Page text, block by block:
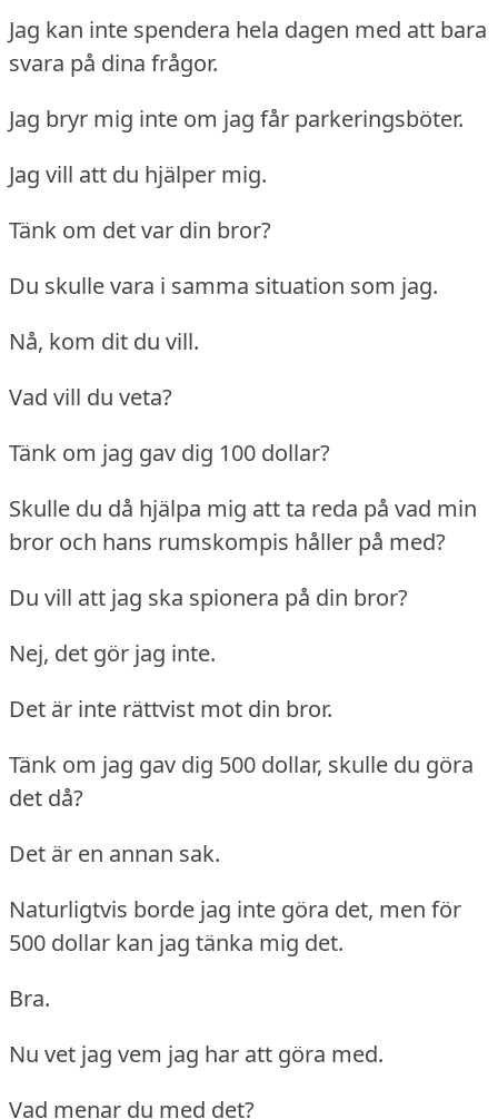
Jag kan inte spendera hela dagen med att bara
svara på dina frågor.
Jag bryr mig inte om jag får parkeringsböter.
Jag vill att du hjälper mig.
Tänk om det var din bror?
Du skulle vara i samma situation som jag.
Nå, kom dit du vill.
Vad vill du veta?
Tänk om jag gav dig 100 dollar?
Skulle du då hjälpa mig att ta reda på vad min
bror och hans rumskompis håller på med?
Du vill att jag ska spionera på din bror?
Nej, det gör jag inte.
Det är inte rättvist mot din bror.
Tänk om jag gav dig 500 dollar, skulle du göra
det då?
Det är en annan sak.
Naturligtvis borde jag inte göra det, men för
500 dollar kan jag tänka mig det.
Bra.
Nu vet jag vem jag har att göra med.
Vad menar du med det?